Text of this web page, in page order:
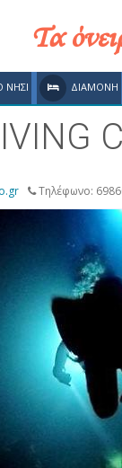
Τα
ΝΗΣΙ ΔΙΑΜΟΝΗ
Τηλέφωνο: